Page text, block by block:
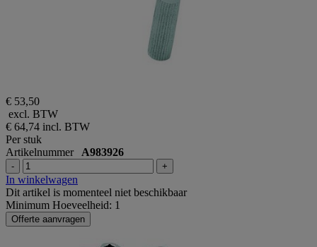
€ 53,50
excl. BTW
€ 64,74 incl. BTW
Per stuk
Artikelnummer A983926
- +
In winkelwagen
Dit artikel is momenteel niet beschikbaar
Minimum Hoeveelheid: 1
Offerte aanvragen